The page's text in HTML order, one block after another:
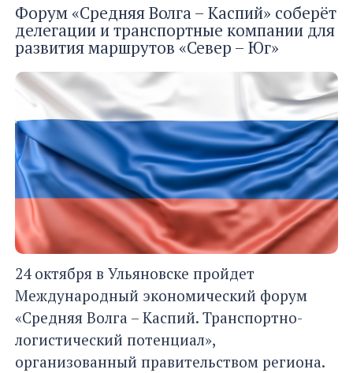
Форум «Средняя Волга – Каспий» соберёт
делегации и транспортные компании для
развития маршрутов «Север – Юг»
24 октября в Ульяновске пройдет
Международный экономический форум
«Средняя Волга – Каспий. Транспортно-
логистический потенциал»,
организованный правительством региона.